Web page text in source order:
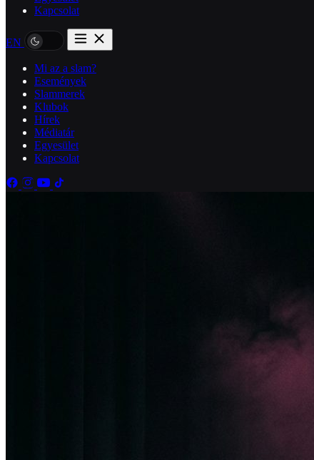
Kapcsolat
EN
Mi az a slam?
Események
Slammerek
Klubok
Hírek
Médiatár
Egyesület
Kapcsolat